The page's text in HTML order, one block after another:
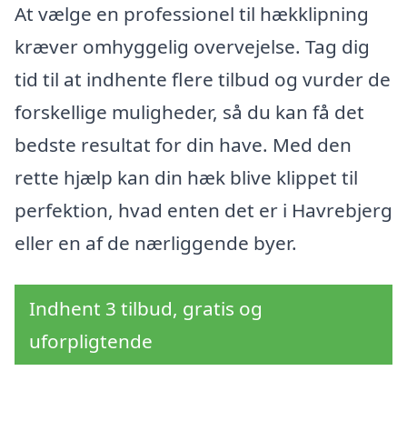
At vælge en professionel til hækklipning
kræver omhyggelig overvejelse. Tag dig
tid til at indhente flere tilbud og vurder de
forskellige muligheder, så du kan få det
bedste resultat for din have. Med den
rette hjælp kan din hæk blive klippet til
perfektion, hvad enten det er i Havrebjerg
eller en af de nærliggende byer.
Indhent 3 tilbud, gratis og
uforpligtende